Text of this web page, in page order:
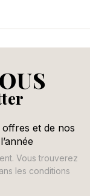
et de nos
Vous trouverez
les conditions